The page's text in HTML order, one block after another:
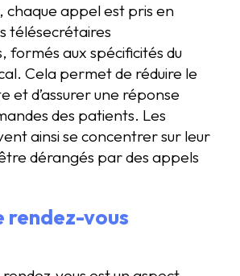
chaque appel est pris en
télésecrétaires
formés aux spécificités du
Cela permet de réduire le
et d’assurer une réponse
des patients. Les
ainsi se concentrer sur leur
dérangés par des appels
rendez-vous